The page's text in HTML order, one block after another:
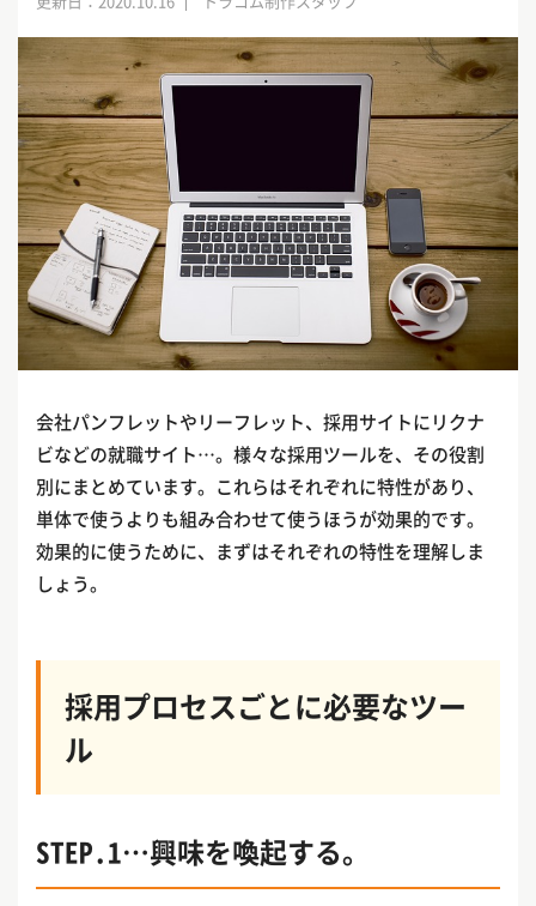
会社パンフレットやリーフレット、採用サイトにリクナ
ビなどの就職サイト…。様々な採用ツールを、その役割
別にまとめています。これらはそれぞれに特性があり、
単体で使うよりも組み合わせて使うほうが効果的です。
効果的に使うために、まずはそれぞれの特性を理解しま
しょう。
採用プロセスごとに必要なツー
ル
STEP.1…興味を喚起する。